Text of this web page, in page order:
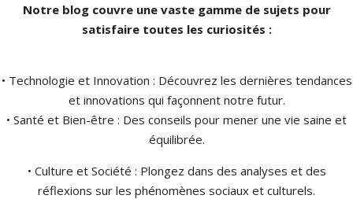
Notre blog couvre une vaste gamme de sujets pour
satisfaire toutes les curiosités :
• Technologie et Innovation : Découvrez les dernières tendances
et innovations qui façonnent notre futur.
• Santé et Bien-être : Des conseils pour mener une vie saine et
équilibrée.
• Culture et Société : Plongez dans des analyses et des
réflexions sur les phénomènes sociaux et culturels.